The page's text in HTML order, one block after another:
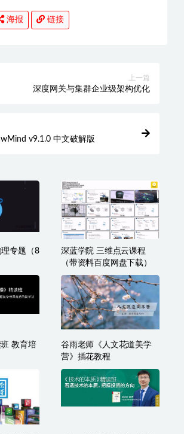
海报 链接
上一篇
深度网关与集群企业级架构优化
v9.1.0 中文破解版
专题（8
深蓝学院 三维点云课程
（带资料百度网盘下载）
教育培
谷雨老师《人文花道美学
营》插花教程